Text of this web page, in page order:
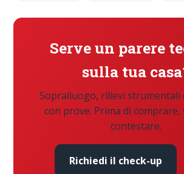
Serve un parere
sulla tua
Sopralluogo, rilievi strumentali
con prove. Prima di comprare,
contestare.
Richiedi il check-up